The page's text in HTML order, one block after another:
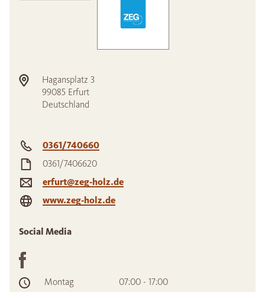
Hagansplatz 3
99085 Erfurt
Deutschland
0361/740660
0361/7406620
erfurt@zeg-holz.de
www.zeg-holz.de
Social Media
Montag
07:00 - 17:00